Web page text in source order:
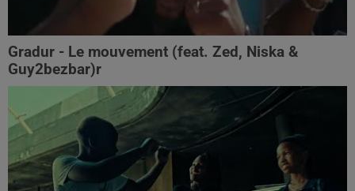
Gradur - Le mouvement (feat. Zed, Niska &
Guy2bezbar)r